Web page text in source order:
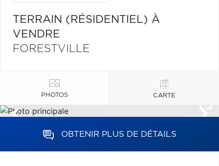
TERRAIN (RÉSIDENTIEL) À
VENDRE
FORESTVILLE
PHOTOS CARTE
OBTENIR PLUS DE DÉTAILS